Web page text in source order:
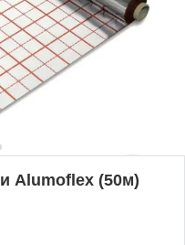
Alumoflex (50м)